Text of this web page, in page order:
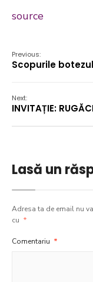
source
Previous:
Scopurile
Next:
INVITAȚIE:
Lasă un
Adresa ta de email nu
cu *
Comentariu *